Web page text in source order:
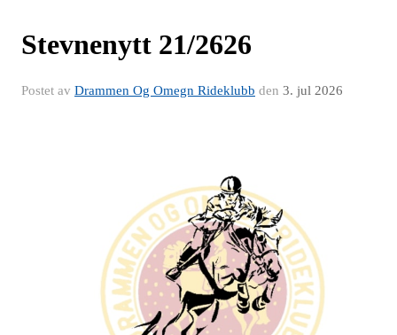
Stevnenytt 21/2626
Postet av Drammen Og Omegn Rideklubb den 3. jul 2026